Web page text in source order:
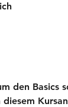
den Basics